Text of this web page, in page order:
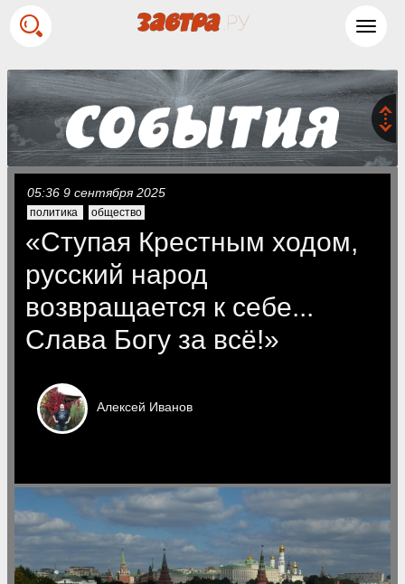
05:36 9 сентября 2025
политика общество
«Ступая Крестным ходом,
русский народ
возвращается к себе...
Слава Богу за всё!»
Алексей Иванов